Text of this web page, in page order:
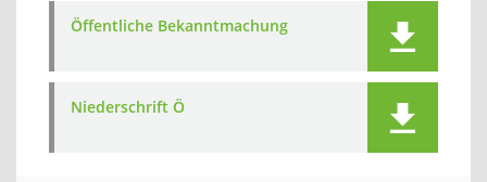
Öffentliche Bekanntmachung
Niederschrift Ö